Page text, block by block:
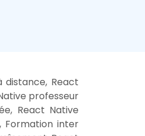
distance, React
professeur
React Native
Formation inter